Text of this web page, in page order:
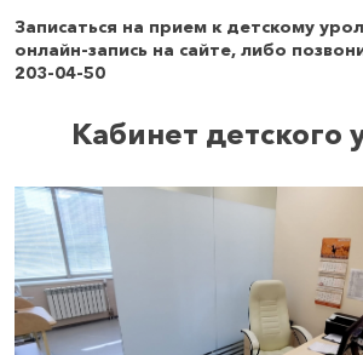
Записаться на прием к детскому
онлайн-запись на сайте, либо
203-04-50
Кабинет детского